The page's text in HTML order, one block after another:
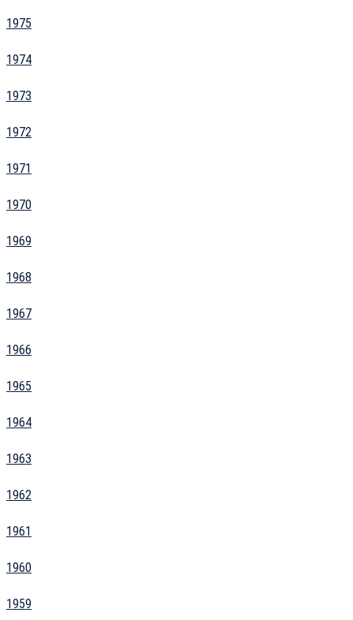
1975
1974
1973
1972
1971
1970
1969
1968
1967
1966
1965
1964
1963
1962
1961
1960
1959